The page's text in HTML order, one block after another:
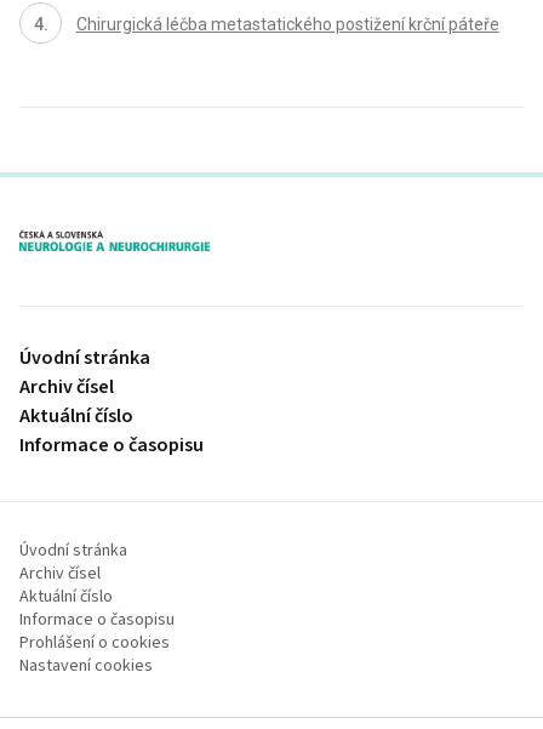
Chirurgická léčba metastatického postižení krční páteře
proLékaře.cz
Úvodní stránka
Archiv čísel
Aktuální číslo
Informace o časopisu
Úvodní stránka
Archiv čísel
Aktuální číslo
Informace o časopisu
Prohlášení o cookies
Nastavení cookies